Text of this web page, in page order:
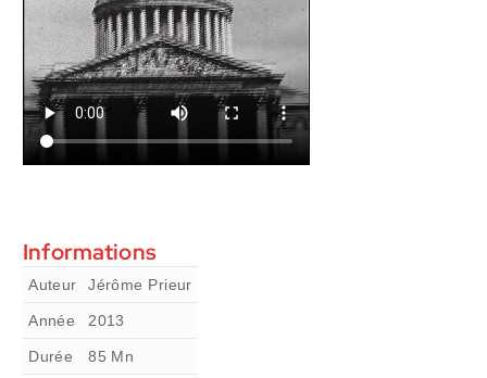
Informations
Auteur Jérôme Prieur
Année 2013
Durée 85 Mn